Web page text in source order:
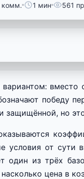
комм. 1 мин 561
вместо
победу
защищённой, но
условия от
один из трёх
цена в